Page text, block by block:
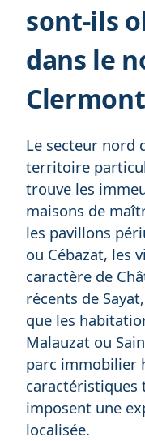
sont-ils
dans le
Le secteur nord
territoire
trouve les
maisons de
les pavillons
ou Cébazat, les
caractère de
récents de
que les
Malauzat ou
parc immobilier
caractéristiques
imposent une
localisée.